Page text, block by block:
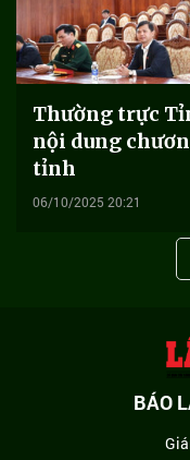
Thường trực
nội dung
tỉnh
06/10/2025 20:21
BÁO